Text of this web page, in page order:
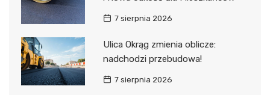
7 sierpnia 2026
Ulica Okrąg zmienia oblicze:
nadchodzi przebudowa!
7 sierpnia 2026